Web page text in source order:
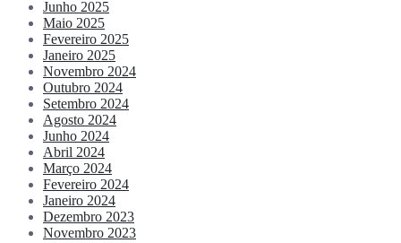
Junho 2025
Maio 2025
Fevereiro 2025
Janeiro 2025
Novembro 2024
Outubro 2024
Setembro 2024
Agosto 2024
Junho 2024
Abril 2024
Março 2024
Fevereiro 2024
Janeiro 2024
Dezembro 2023
Novembro 2023